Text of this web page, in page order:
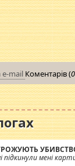
e-mail Коментарів (0
підкинули мені